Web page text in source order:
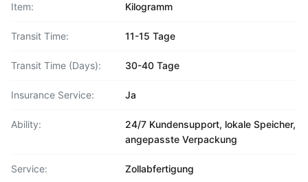
Item: Kilogramm
Transit Time: 11-15 Tage
Transit Time (Days): 30-40 Tage
Insurance Service: Ja
Ability:
24/7 Kundensupport, lokale Speicher,
angepasste Verpackung
Service: Zollabfertigung